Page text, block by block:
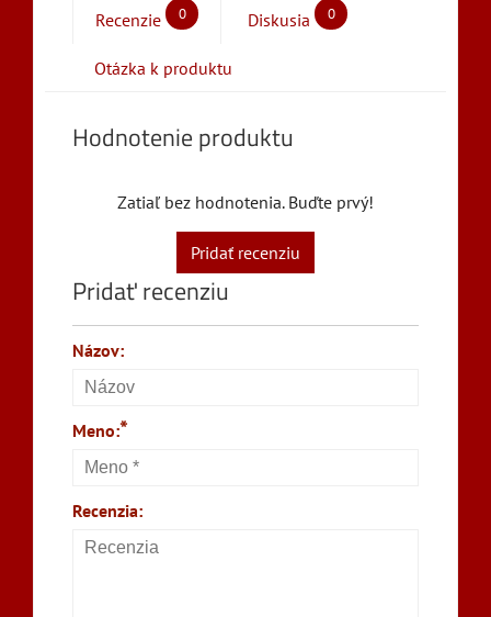
Recenzie 0 Diskusia 0
Otázka k produktu
Hodnotenie produktu
Zatiaľ bez hodnotenia. Buďte prvý!
Pridať recenziu
Pridať recenziu
Názov:
Meno:*
Recenzia: